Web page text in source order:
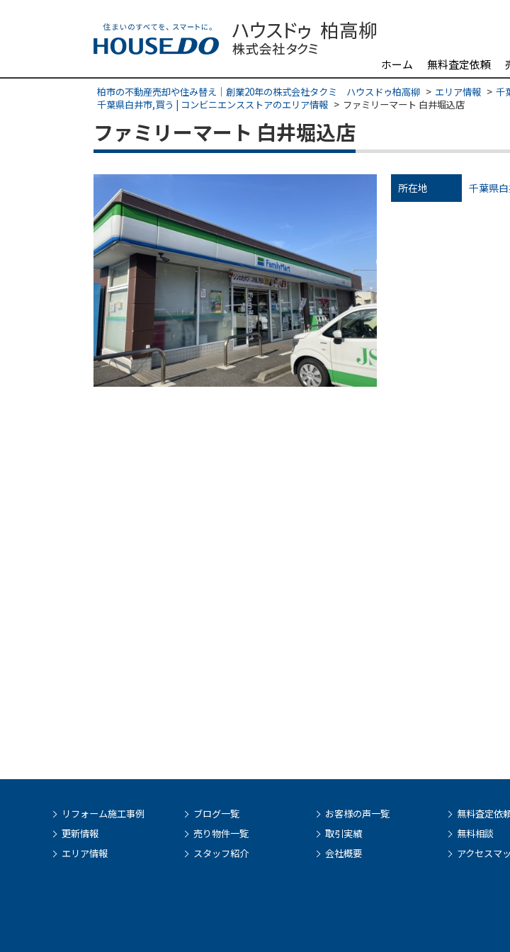
ホーム 無料査定依頼
柏市の不動産売却や住み替え｜創業20年の株式会社タクミ ハウスドゥ柏高柳 エリア情報
千
千葉県白井市,買う | コンビニエンスストアのエリア情報
ファミリーマート 白井堀込店
ファミリーマート 白井堀込店
所在地 千葉県
リフォーム施工事例
更新情報
エリア情報
ブログ一覧
売り物件一覧
スタッフ紹介
お客様の声一覧
取引実績
会社概要
無料査定依
無料相談
アクセスマ